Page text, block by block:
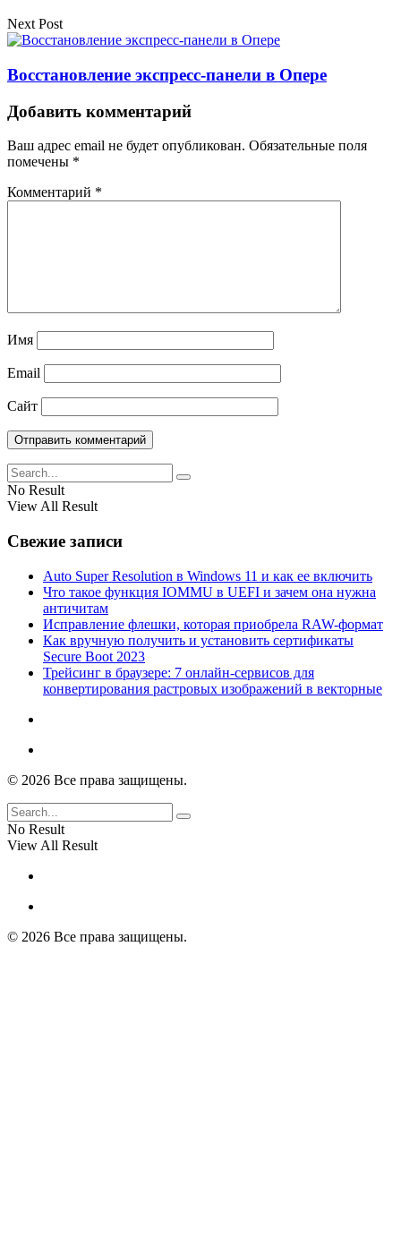
Next Post
Восстановление экспресс-панели в Опере
Добавить комментарий
Ваш адрес email не будет опубликован. Обязательные поля
помечены *
Комментарий *
Имя
Email
Сайт
No Result
View All Result
Свежие записи
Auto Super Resolution в Windows 11 и как ее включить
Что такое функция IOMMU в UEFI и зачем она нужна
античитам
Исправление флешки, которая приобрела RAW-формат
Как вручную получить и установить сертификаты
Secure Boot 2023
Трейсинг в браузере: 7 онлайн-сервисов для
конвертирования растровых изображений в векторные
© 2026 Все права защищены.
No Result
View All Result
© 2026 Все права защищены.